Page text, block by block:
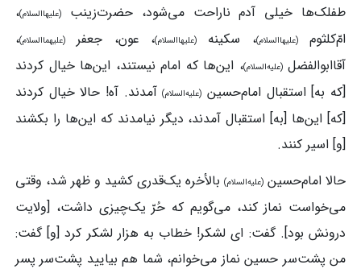
طفلک‌ها خیلی آدم ناراحت می‌شود، حضرت‌زینب
(علیهاالسلام)،
امّ‌کلثوم(علیهاالسلام)، سکینه (علیهاالسلام)، عون، جعفر (علیهماالسلام)،
آقاابوالفضل(علیه‌السلام)، این‌ها که امام نیستند، این‌ها خیال کردند
[که به] استقبال امام‌حسین (علیه‌السلام)آمدند. آه! حالا خیال کردند
[که] این‌ها [به] استقبال آمدند، دیگر نیامدند که این‌ها را بکشند
[و] اسیر کنند.
حالا امام‌حسین (علیه‌السلام) بالأخره یک‌قدری کشید و ظهر شد، وقتی
می‌خواست نماز کند، می‌گویم که حُرّ یک‌چیزی داشت، [ولایت
درونش بود]. گفت: ای لشکر! خطاب به هزار لشکر کرد [و] گفت:
من پشت‌سر حسین نماز می‌خوانم، شما هم بیایید پشت‌سر پسر